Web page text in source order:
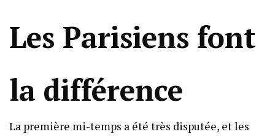
Les Parisiens font
la différence
La première mi-temps a été très disputée, et les